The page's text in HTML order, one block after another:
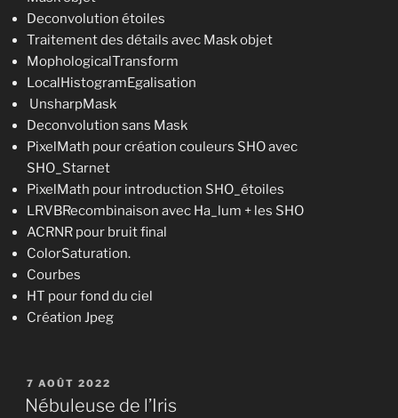
Deconvolution étoiles
Traitement des détails avec Mask objet
MophologicalTransform
LocalHistogramEgalisation
UnsharpMask
Deconvolution sans Mask
PixelMath pour création couleurs SHO avec
SHO_Starnet
PixelMath pour introduction SHO_étoiles
LRVBRecombinaison avec Ha_lum + les SHO
ACRNR pour bruit final
ColorSaturation.
Courbes
HT pour fond du ciel
Création Jpeg
PUBLIÉ
LE
7 AOÛT 2022
Nébuleuse de l’Iris